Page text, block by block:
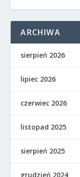
ARCHIWA
sierpień 2026
lipiec 2026
czerwiec 2026
listopad 2025
sierpień 2025
grudzień 2024